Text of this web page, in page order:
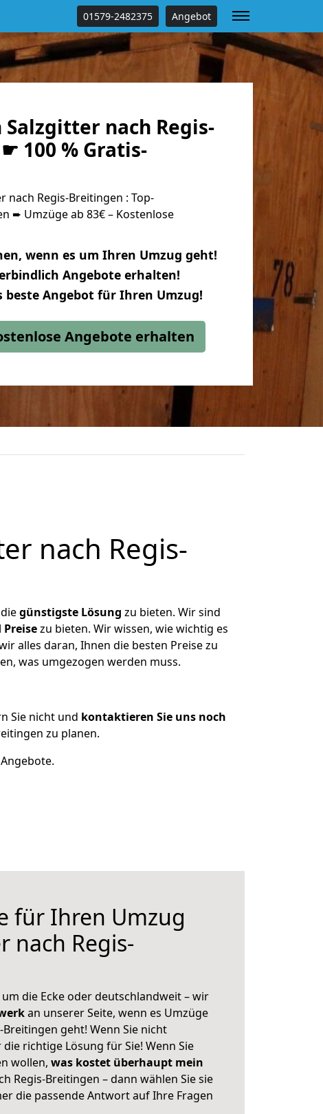
01579-2482375 Angebot
Salzgitter nach Regis-
100 % Gratis-
nach Regis-Breitingen : Top-
➨ Umzüge ab 83€ – Kostenlose
wenn es um Ihren Umzug geht!
Angebote erhalten!
beste Angebot für Ihren Umzug!
Angebote erhalten
nach Regis-
günstigste Lösung zu bieten. Wir sind
zu bieten. Wir wissen, wie wichtig es
alles daran, Ihnen die besten Preise zu
was umgezogen werden muss.
Sie nicht und kontaktieren Sie uns noch
zu planen.
für Ihren Umzug
nach Regis-
die Ecke oder deutschlandweit – wir
an unserer Seite, wenn es Umzüge
geht! Wenn Sie nicht
richtige Lösung für Sie! Wenn Sie
wollen, was kostet überhaupt mein
Regis-Breitingen – dann wählen Sie sie
die passende Antwort auf Ihre Fragen